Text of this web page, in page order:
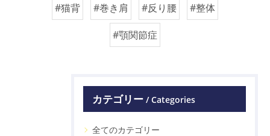
#猫背 #巻き肩 #反り腰 #整体
#顎関節症
カテゴリー Categories
全てのカテゴリー